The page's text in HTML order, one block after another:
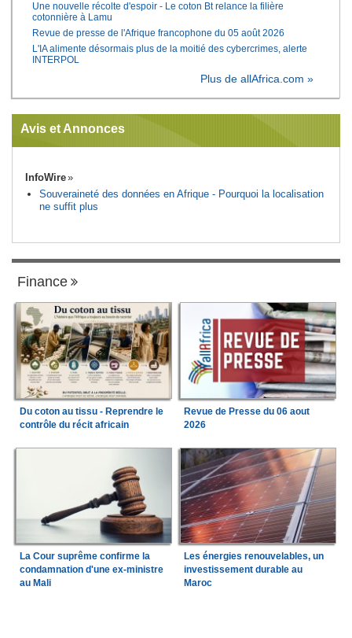
Une nouvelle récolte d'espoir - Le coton Bt relance la filière
cotonnière à Lamu
Revue de presse de l'Afrique francophone du 05 août 2026
L'IA alimente désormais plus de la moitié des cybercrimes, alerte
INTERPOL
Plus de allAfrica.com »
Avis et Annonces
InfoWire
Souveraineté des données en Afrique - Pourquoi la localisation
ne suffit plus
Finance
Du coton au tissu - Reprendre le
contrôle du récit africain
Revue de Presse du 06 aout
2026
La Cour suprême confirme la
condamnation d'une ex-ministre
au Mali
Les énergies renouvelables, un
investissement durable au
Maroc